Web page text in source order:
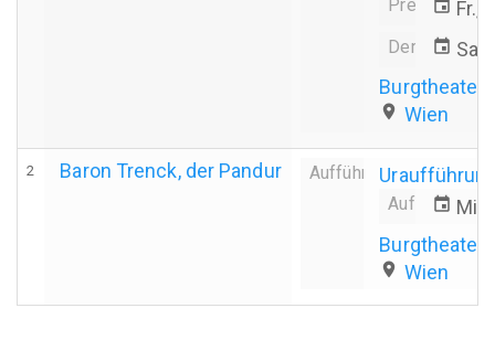
Premiere
event Fr.,
Derniere
event
Burgtheater
place Wien
2 Baron Trenck, der Pandur Aufführung
event Mi.,
Burgtheater
place Wien